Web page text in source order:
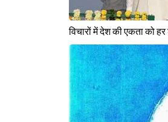
विचारों में देश की एकता को